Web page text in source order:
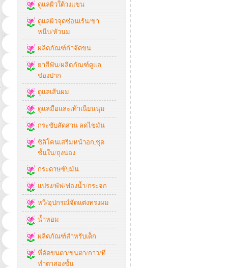
ดูแลผิวใต้วงแขน
ดูแลผิวจุดซ่อนเร้น/ขา
หนีบ/หัวนม
ผลิตภัณฑ์กำจัดขน
ยาสีฟัน/ผลิตภัณฑ์ดูแล
ช่องปาก
ดูแลเส้นผม
ดูแลมือและเท้าเนียนนุ่ม
กระชับสัดส่วน ลดไขมัน
ซิลิโคนเสริมหน้าอก,ชุด
ชั้นใน/ถุงน่อง
กระดาษซับมัน
แปรง/พัฟ/ฟองน้ำ/กระจก
หวี/อุปกรณ์จัดแต่งทรงผม
น้ำหอม
ผลิตภัณฑ์สำหรับเด็ก
ที่ดัดขนตา/ขนตา/กาว/ที่
ทำตาสองชั้น